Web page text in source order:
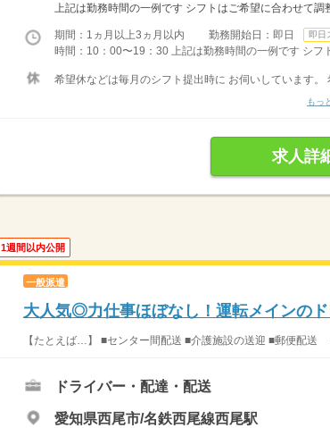
上記は勤務時間の一例です シフトはご希望に合わせて調
期間：1ヵ月以上3ヵ月以内 勤務開始日：即日 即日
時間：10：00〜19：30 上記は勤務時間の一例です シフ
希望休などは毎月のシフト提出時に お伺いしています。
もっ
求人詳
1週間以内公開
一般派遣
大人気◎力仕事ほぼなし！運転メインの
【たとえば…】 ■センター間配送 ■介護施設の送迎 ■郵便配
ドライバー・配達・配送
愛知県西尾市/名鉄西尾線西尾駅